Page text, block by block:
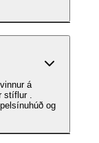
á
stíflur .
og